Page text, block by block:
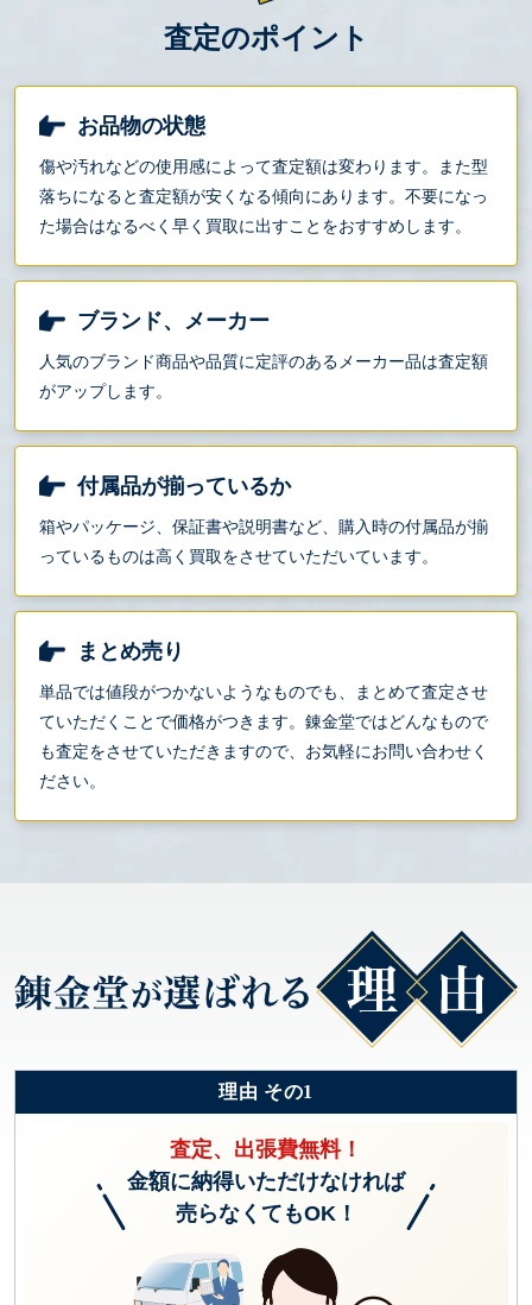
査定のポイント
お品物の状態
傷や汚れなどの使用感によって査定額は変わります。また型
落ちになると査定額が安くなる傾向にあります。不要になっ
た場合はなるべく早く買取に出すことをおすすめします。
ブランド、メーカー
人気のブランド商品や品質に定評のあるメーカー品は査定額
がアップします。
付属品が揃っているか
箱やパッケージ、保証書や説明書など、購入時の付属品が揃
っているものは高く買取をさせていただいています。
まとめ売り
単品では値段がつかないようなものでも、まとめて査定させ
ていただくことで価格がつきます。錬金堂ではどんなもので
も査定をさせていただきますので、お気軽にお問い合わせく
ださい。
理由 その1
査定、出張費無料！
金額に納得いただけなければ
売らなくてもOK！